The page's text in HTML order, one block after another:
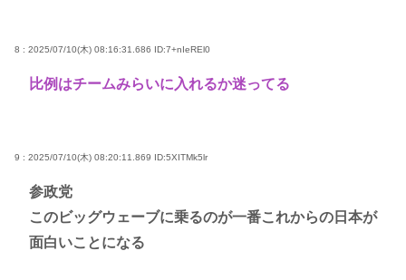
8 : 2025/07/10(木) 08:16:31.686 ID:7+nIeREl0
比例はチームみらいに入れるか迷ってる
9 : 2025/07/10(木) 08:20:11.869 ID:5XITMk5lr
参政党
このビッグウェーブに乗るのが一番これからの日本が
面白いことになる